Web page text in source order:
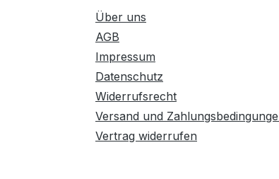
Über uns
AGB
Impressum
Datenschutz
Widerrufsrecht
Versand und
Vertrag widerrufen